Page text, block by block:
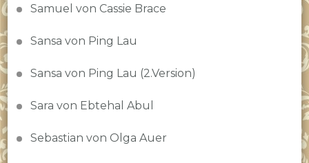
Samuel von Cassie Brace
Sansa von Ping Lau
Sansa von Ping Lau (2.Version)
Sara von Ebtehal Abul
Sebastian von Olga Auer